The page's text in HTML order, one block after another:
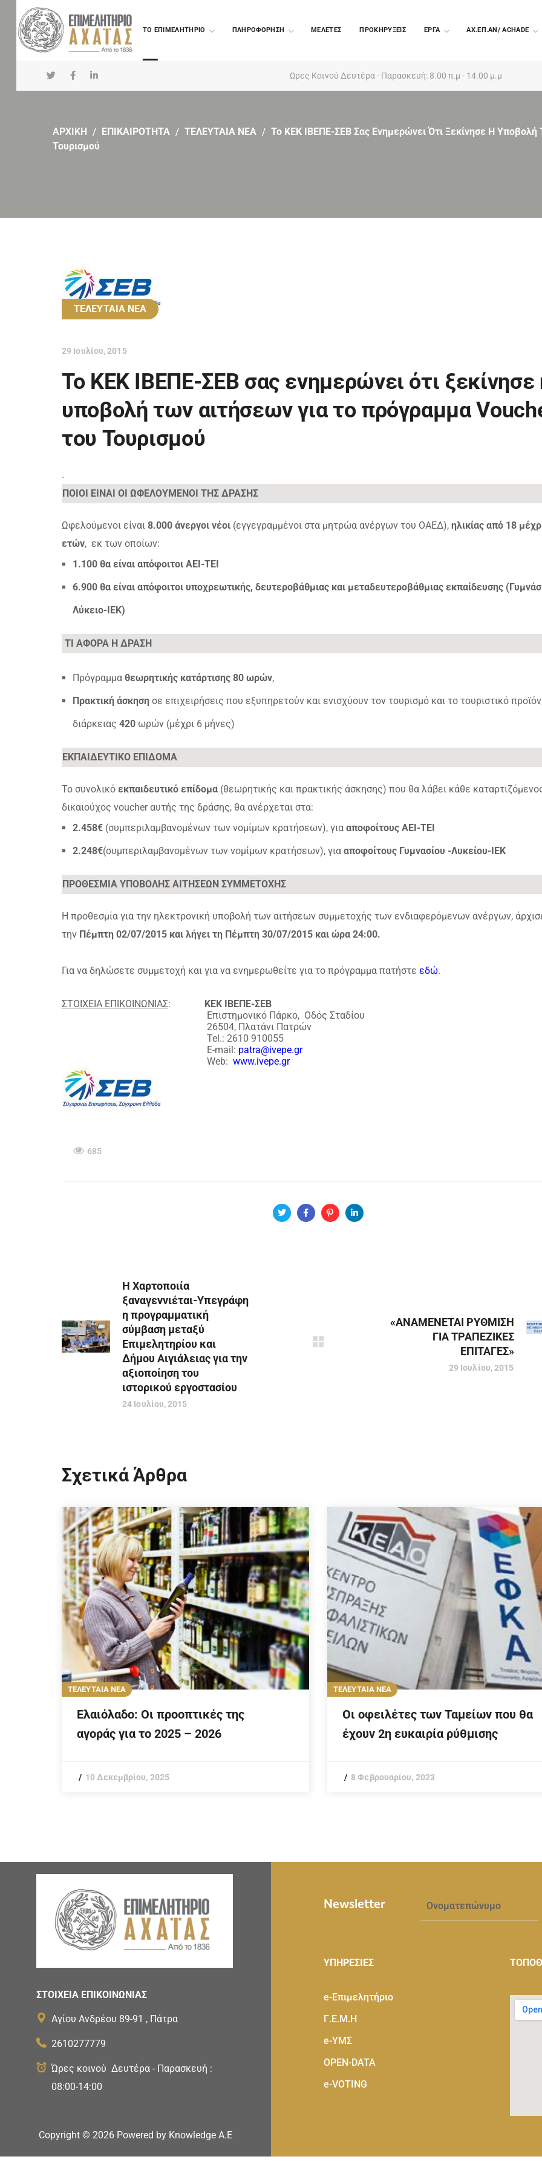
TO ΕΠΙΜΕΛΗΤΗΡΙΟ ΠΛΗΡΟΦΟΡΗΣΗ ΜΕΛΕΤΕΣ ΠΡΟΚΗΡΥΞΕΙΣ EΡΓΑ ΑΧ.ΕΠ.ΑΝ/ ACHADE
Ωρες Κοινού Δευτέρα - Παρασκευή: 8.00 π.μ - 14.00 μ.μ
ΑΡΧΙΚΗ ΕΠΙΚΑΙΡΟΤΗΤΑ ΤΕΛΕΥΤΑΙΑ ΝΕΑ
To KEK ΙΒΕΠΕ-ΣΕΒ Σας Ενημερώνει Ότι Ξεκίνησε Η
Τουρισμού
ΤΕΛΕΥΤΑΙΑ ΝΕΑ
29 Ιουλίου, 2015
To KEK ΙΒΕΠΕ-ΣΕΒ σας ενημερώνει ότι ξεκίνησε
υποβολή των αιτήσεων για το πρόγραμμα
του Τουρισμού
.
ΠΟΙΟΙ ΕΙΝΑΙ ΟΙ ΩΦΕΛΟΥΜΕΝΟΙ ΤΗΣ ΔΡΑΣΗΣ
Ωφελούμενοι είναι 8.000 άνεργοι νέοι (εγγεγραμμένοι στα μητρώα ανέργων του ΟΑΕΔ), ηλικίας από 18
ετών, εκ των οποίων:
1.100 θα είναι απόφοιτοι ΑΕΙ-ΤΕΙ
6.900 θα είναι απόφοιτοι υποχρεωτικής, δευτεροβάθμιας και μεταδευτεροβάθμιας εκπαίδευσης
Λύκειο-ΙΕΚ)
ΤΙ ΑΦΟΡΑ Η ΔΡΑΣΗ
Πρόγραμμα θεωρητικής κατάρτισης 80 ωρών,
Πρακτική άσκησησε επιχειρήσεις που εξυπηρετούν και ενισχύουν τον τουρισμό και το τουριστικό
διάρκειας 420ωρών (μέχρι 6 μήνες)
ΕΚΠΑΙΔΕΥΤΙΚΟ ΕΠΙΔΟΜΑ
Το συνολικό εκπαιδευτικό επίδομα (θεωρητικής και πρακτικής άσκησης) που θα λάβει κάθε
δικαιούχος voucher αυτής της δράσης, θα ανέρχεται στα:
2.458€(συμπεριλαμβανομένων των νομίμων κρατήσεων), για αποφοίτους ΑΕΙ-ΤΕΙ
2.248€(συμπεριλαμβανομένων των νομίμων κρατήσεων), για αποφοίτους Γυμνασίου -Λυκείου-ΙΕΚ
ΠΡΟΘΕΣΜΙΑ ΥΠΟΒΟΛΗΣ ΑΙΤΗΣΕΩΝ ΣΥΜΜΕΤΟΧΗΣ
Η προθεσμία για την ηλεκτρονική υποβολή των αιτήσεων συμμετοχής των ενδιαφερόμενων ανέργων,
την Πέμπτη 02/07/2015 και λήγει τη Πέμπτη 30/07/2015 και ώρα 24:00.
Για να δηλώσετε συμμετοχή και για να ενημερωθείτε για το πρόγραμμα πατήστε εδώ.
ΣΤΟΙΧΕΙΑ ΕΠΙΚΟΙΝΩΝΙΑΣ:
ΚΕΚ ΙΒΕΠΕ-ΣΕΒ
Επιστημονικό Πάρκο, Οδός Σταδίου
26504, Πλατάνι Πατρών
Tel.: 2610 910055
E-mail: patra@ivepe.gr
Web: www.ivepe.gr
685
Η Χαρτοποιία
ξαναγεννιέται-Υπεγράφη
η προγραμματική
σύμβαση μεταξύ
Επιμελητηρίου και
Δήμου Αιγιάλειας για την
αξιοποίηση του
ιστορικού εργοστασίου
24 Ιουλίου, 2015
«ΑΝΑΜΕΝΕΤΑΙ ΡΥΘΜΙΣΗ
ΓΙΑ ΤΡΑΠΕΖΙΚΕΣ
ΕΠΙΤΑΓΕΣ»
29 Ιουλίου, 2015
Σχετικά Άρθρα
ΤΕΛΕΥΤΑΙΑ ΝΕΑ
Ελαιόλαδο: Οι προοπτικές της
αγοράς για το 2025 – 2026
10 Δεκεμβρίου, 2025
ΤΕΛΕΥΤΑΙΑ ΝΕΑ
Οι οφειλέτες των Ταμείων που θα
έχουν 2η ευκαιρία ρύθμισης
8 Φεβρουαρίου, 2023
ΣΤΟΙΧΕΙΑ ΕΠΙΚΟΙΝΩΝΙΑΣ
Αγίου Ανδρέου 89-91 , Πάτρα
2610277779
Ώρες κοινού Δευτέρα - Παρασκευή :
08:00-14:00
Copyright © 2026 Powered by Knowledge A.E
Newsletter
ΥΠΗΡΕΣΙΕΣ
e-Eπιμελητήριο
Γ.Ε.Μ.Η
e-ΥΜΣ
OPEN-DATA
e-VOTING